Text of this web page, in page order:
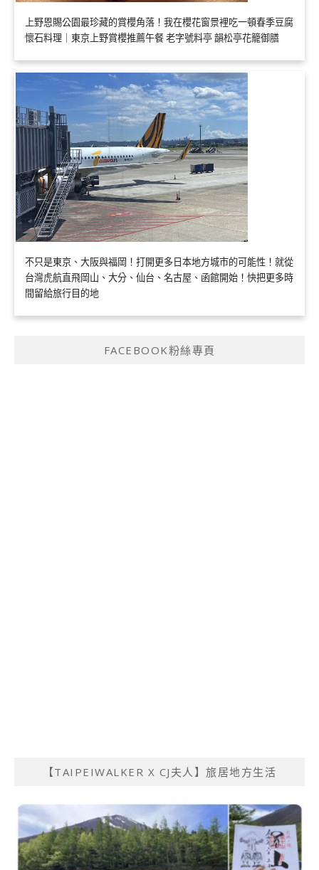
上野恩賜公園最珍藏的賞櫻角落！我在櫻花窗景裡吃一頓春季豆腐
懷石料理｜東京上野賞櫻推薦午餐 老字號料亭 韻松亭花籠御膳
不只是東京、大阪與福岡！打開更多日本地方城市的可能性！就從
台灣虎航直飛岡山、大分、仙台、名古屋、函館開始！快把更多時
間留給旅行目的地
FACEBOOK粉絲專頁
【TAIPEIWALKER X CJ夫人】旅居地方生活